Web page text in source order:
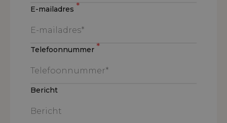
E-mailadres *
Telefoonnummer *
Bericht